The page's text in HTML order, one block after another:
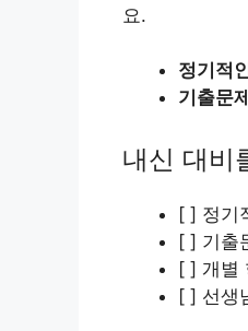
요.
정기적
기출문
내신 대비
[ ] 정기
[ ] 기출
[ ] 개별
[ ] 선생